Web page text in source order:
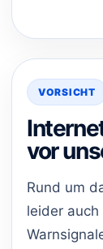
VORSICHT
vor
Rund um
leider